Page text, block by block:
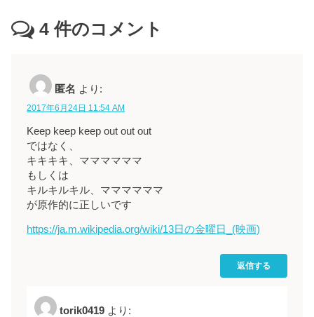
ま
す
4 件のコメント
匿名 より:
2017年6月24日 11:54 AM
Keep keep keep out out out
ではなく、
キキキキ、ママママママ
もしくは
キルキルキル、ママママママ
が原作的に正しいです
https://ja.m.wikipedia.org/wiki/13日の金曜日_(映画)
返信する
torik0419 より: